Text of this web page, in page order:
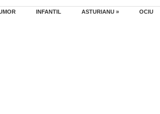
INFANTIL ASTURIANU » OCIU